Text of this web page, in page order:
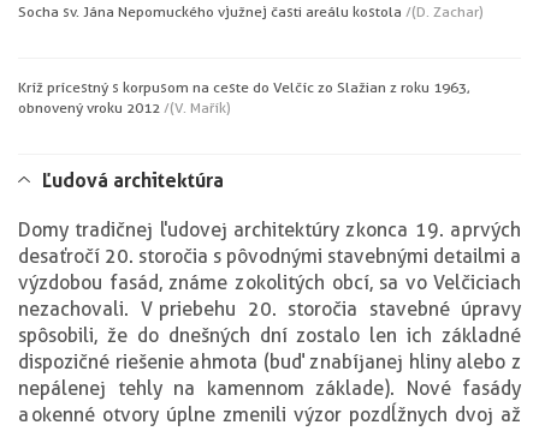
Socha sv. Jána Nepomuckého v južnej časti areálu kostola /(D. Zachar)
Kríž prícestný s korpusom na ceste do Velčíc zo Slažian z roku 1963,
obnovený v roku 2012 /(V. Mařík)
Ľudová architektúra
Domy tradičnej ľudovej architektúry z konca 19. a prvých
desaťročí 20. storočia s pôvodnými stavebnými detailmi a
výzdobou fasád, známe z okolitých obcí, sa vo Velčiciach
nezachovali. V priebehu 20. storočia stavebné úpravy
spôsobili, že do dnešných dní zostalo len ich základné
dispozičné riešenie a hmota (buď z nabíjanej hliny alebo z
nepálenej tehly na kamennom základe). Nové fasády
a okenné otvory úplne zmenili výzor pozdĺžnych dvoj až